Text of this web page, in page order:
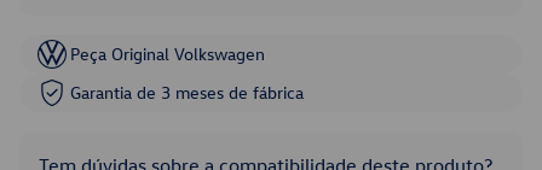
Peça Original Volkswagen
Garantia de 3 meses de fábrica
Tem dúvidas sobre a compatibilidade deste produto?